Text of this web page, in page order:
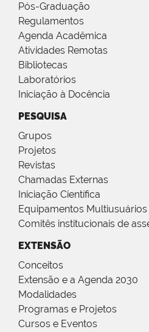
Pós-Graduação
Regulamentos
Agenda Acadêmica
Atividades Remotas
Bibliotecas
Laboratórios
Iniciação à Docência
PESQUISA
Grupos
Projetos
Revistas
Chamadas Externas
Iniciação Científica
Equipamentos Multiusuários
Comitês institucionais de
EXTENSÃO
Conceitos
Extensão e a Agenda 2030
Modalidades
Programas e Projetos
Cursos e Eventos